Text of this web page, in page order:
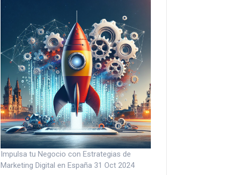
Impulsa tu Negocio con Estrategias de
Marketing Digital en España 31 Oct 2024